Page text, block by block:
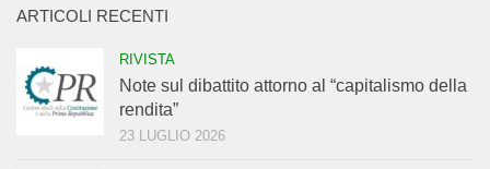
ARTICOLI RECENTI
RIVISTA
Note sul dibattito attorno al “capitalismo della
rendita”
23 LUGLIO 2026